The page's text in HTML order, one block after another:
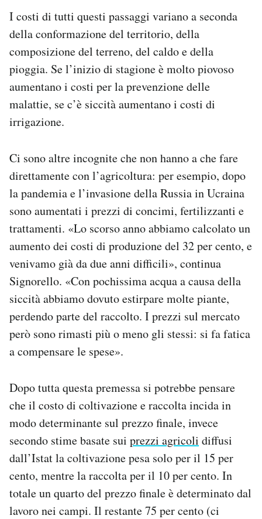
I costi di tutti questi passaggi variano a seconda
della conformazione del territorio, della
composizione del terreno, del caldo e della
pioggia. Se l’inizio di stagione è molto piovoso
aumentano i costi per la prevenzione delle
malattie, se c’è siccità aumentano i costi di
irrigazione.
Ci sono altre incognite che non hanno a che fare
direttamente con l’agricoltura: per esempio, dopo
la pandemia e l’invasione della Russia in Ucraina
sono aumentati i prezzi di concimi, fertilizzanti e
trattamenti. «Lo scorso anno abbiamo calcolato un
aumento dei costi di produzione del 32 per cento, e
venivamo già da due anni difficili», continua
Signorello. «Con pochissima acqua a causa della
siccità abbiamo dovuto estirpare molte piante,
perdendo parte del raccolto. I prezzi sul mercato
però sono rimasti più o meno gli stessi: si fa fatica
a compensare le spese».
Dopo tutta questa premessa si potrebbe pensare
che il costo di coltivazione e raccolta incida in
modo determinante sul prezzo finale, invece
secondo stime basate sui prezzi agricoli diffusi
dall’Istat la coltivazione pesa solo per il 15 per
cento, mentre la raccolta per il 10 per cento. In
totale un quarto del prezzo finale è determinato dal
lavoro nei campi. Il restante 75 per cento (ci